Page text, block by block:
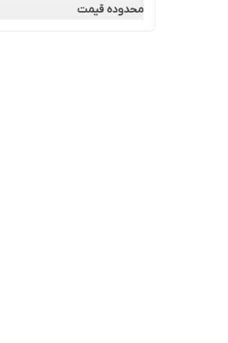
محدوده قیمت